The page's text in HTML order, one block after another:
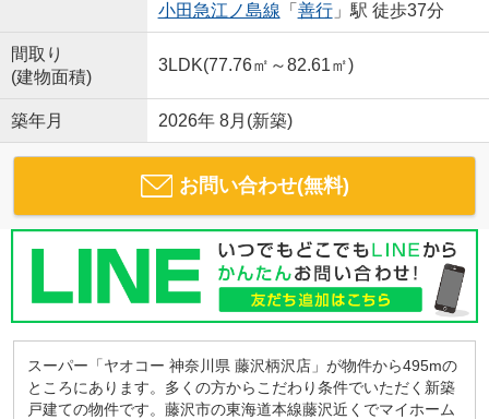
小田急江ノ島線 「 善行」駅 徒歩37分
間取り
(建物面積)
3LDK(77.76㎡～82.61㎡)
築年月 2026年 8月(新築)
お問い合わせ(無料)
スーパー「ヤオコー 神奈川県 藤沢柄沢店」が物件から495mの
ところにあります。多くの方からこだわり条件でいただく新築
戸建ての物件です。藤沢市の東海道本線藤沢近くでマイホーム